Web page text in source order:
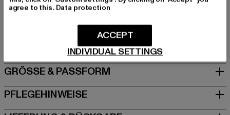
Hersteller: TB International GmbH |
Dr.-Robert-Murjahn-Straße 7 | 64372 Ober-Ramstadt |
GRÖSSE & PASSFORM
PFLEGEHINWEISE
agree to this. Data protection
INDIVIDUAL SETTINGS
ACCEPT